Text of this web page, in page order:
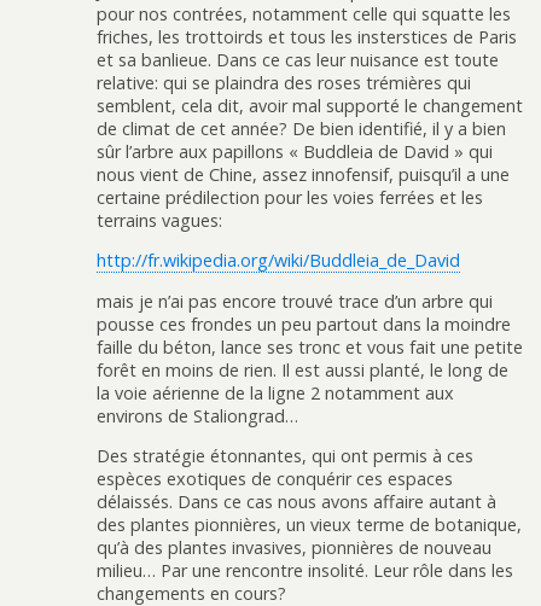
pour nos contrées, notamment celle qui squatte les
friches, les trottoirds et tous les insterstices de Paris
et sa banlieue. Dans ce cas leur nuisance est toute
relative: qui se plaindra des roses trémières qui
semblent, cela dit, avoir mal supporté le changement
de climat de cet année? De bien identifié, il y a bien
sûr l’arbre aux papillons « Buddleia de David » qui
nous vient de Chine, assez innofensif, puisqu’il a une
certaine prédilection pour les voies ferrées et les
terrains vagues:
http://fr.wikipedia.org/wiki/Buddleia_de_David
mais je n’ai pas encore trouvé trace d’un arbre qui
pousse ces frondes un peu partout dans la moindre
faille du béton, lance ses tronc et vous fait une petite
forêt en moins de rien. Il est aussi planté, le long de
la voie aérienne de la ligne 2 notamment aux
environs de Staliongrad…
Des stratégie étonnantes, qui ont permis à ces
espèces exotiques de conquérir ces espaces
délaissés. Dans ce cas nous avons affaire autant à
des plantes pionnières, un vieux terme de botanique,
qu’à des plantes invasives, pionnières de nouveau
milieu… Par une rencontre insolité. Leur rôle dans les
changements en cours?